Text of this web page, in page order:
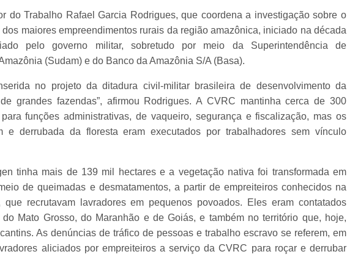
do Trabalho Rafael Garcia Rodrigues, que coordena a investigação sobre o
maiores empreendimentos rurais da região amazônica, iniciado na década
pelo governo militar, sobretudo por meio da Superintendência de
(Sudam) e do Banco da Amazônia S/A (Basa).
no projeto da ditadura civil-militar brasileira de desenvolvimento da
grandes fazendas”, afirmou Rodrigues. A CVRC mantinha cerca de 300
funções administrativas, de vaqueiro, segurança e fiscalização, mas os
e derrubada da floresta eram executados por trabalhadores sem vínculo
tinha mais de 139 mil hectares e a vegetação nativa foi transformada em
de queimadas e desmatamentos, a partir de empreiteiros conhecidos na
que recrutavam lavradores em pequenos povoados. Eles eram contatados
Mato Grosso, do Maranhão e de Goiás, e também no território que, hoje,
As denúncias de tráfico de pessoas e trabalho escravo se referem, em
aliciados por empreiteiros a serviço da CVRC para roçar e derrubar